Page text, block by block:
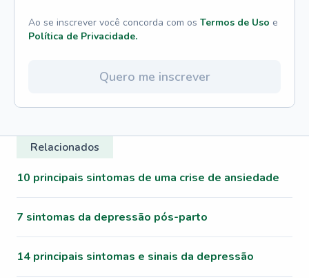
Ao se inscrever você concorda com os Termos de Uso e
Política de Privacidade.
Quero me inscrever
Relacionados
10 principais sintomas de uma crise de ansiedade
7 sintomas da depressão pós-parto
14 principais sintomas e sinais da depressão